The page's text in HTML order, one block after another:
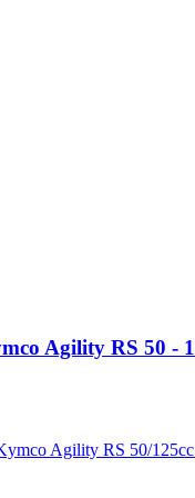
Agility RS 50 -
Agility RS 50/